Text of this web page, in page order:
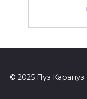
© 2025 Пуз Карапуз